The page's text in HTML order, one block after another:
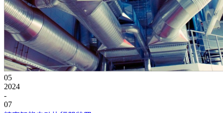
05
2024
-
07